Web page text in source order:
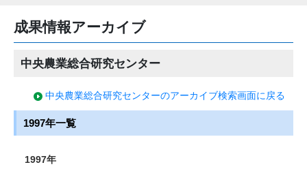
成果情報アーカイブ
中央農業総合研究センター
中央農業総合研究センターのアーカイブ検索画面に戻る
1997年一覧
1997年